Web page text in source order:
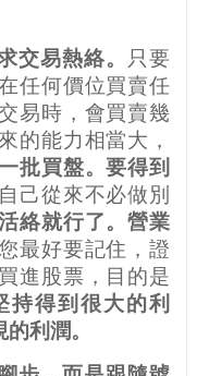
交易熱絡。
只要
任何價位買賣任
易時，會買賣幾
的能力相當大，
批買盤。要得到
己從來不必做別
絡就行了。營業
最好要記住，證
進股票，目的是
持得到很大的利
利潤。